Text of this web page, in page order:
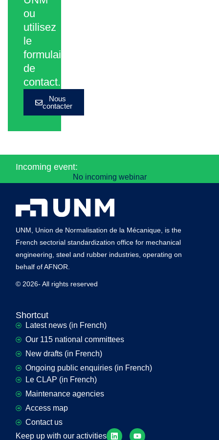
ou
utilisez
le
formulaire
de
contact.
Nous
contacter
Incoming event:
No incoming webinar
UNM, Union de Normalisation de la Mécanique, is the
French sectorial standardization office for mechanical
engineering, steel and rubber industries, operating on
behalf of AFNOR.
© 2026- All rights reserved
Shortcut
Latest news (in French)
Our 115 national committees
New drafts (in French)
Ongoing public enquiries (in French)
Le CLAP (in French)
Maintenance agencies
Access map
Contact us
Keep up with our activities